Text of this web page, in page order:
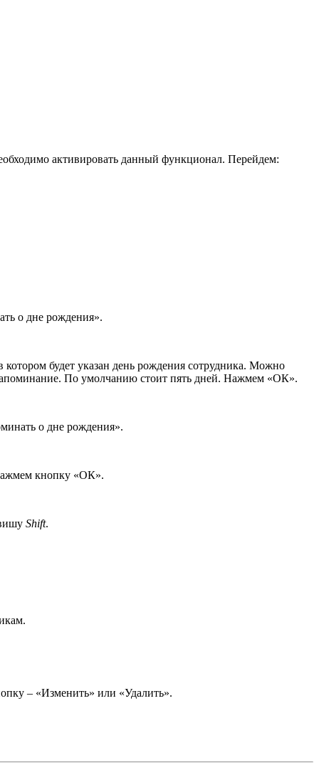
активировать данный функционал. Перейдем:
о дне рождения».
будет указан день рождения сотрудника. Можно
По умолчанию стоит пять дней. Нажмем «ОК».
о дне рождения».
кнопку «ОК».
Shift.
– «Изменить» или «Удалить».